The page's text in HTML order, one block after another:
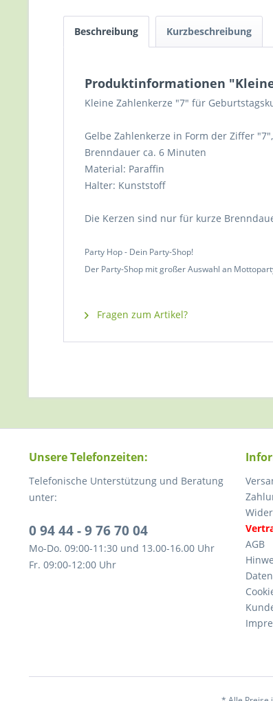
Beschreibung Kurzbeschreibung
Produktinformationen
Kleine Zahlenkerze "7" für
Gelbe Zahlenkerze in Form der Ziffer
Brenndauer ca. 6 Minuten
Material: Paraffin
Halter: Kunststoff
Die Kerzen sind nur für kurze
Party Hop - Dein Party-Shop!
Der Party-Shop mit großer Auswahl an
Fragen zum Artikel?
Unsere Telefonzeiten:
Telefonische Unterstützung und Beratung
unter:
0 94 44 - 9 76 70 04
Mo-Do. 09:00-11:30 und 13.00-16.00 Uhr
Fr. 09:00-12:00 Uhr
AGB